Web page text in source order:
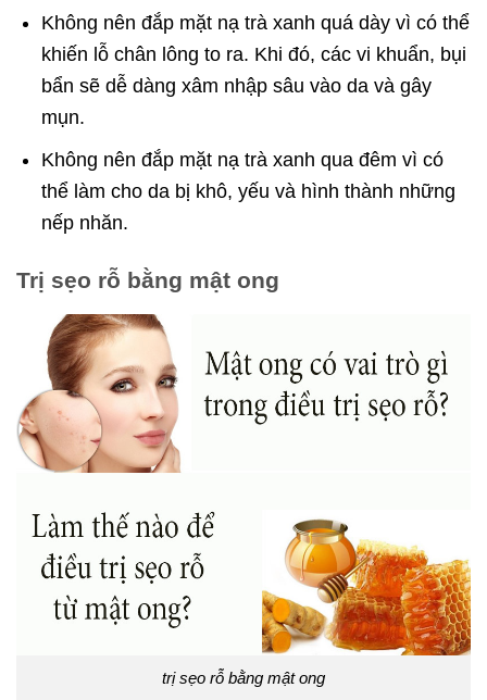
Không nên đắp mặt nạ trà xanh quá dày vì có thể
khiến lỗ chân lông to ra. Khi đó, các vi khuẩn, bụi
bẩn sẽ dễ dàng xâm nhập sâu vào da và gây
mụn.
Không nên đắp mặt nạ trà xanh qua đêm vì có
thể làm cho da bị khô, yếu và hình thành những
nếp nhăn.
Trị sẹo rỗ bằng mật ong
trị sẹo rỗ bằng mật ong